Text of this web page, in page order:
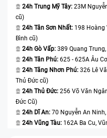
24h Trung Mỹ Tây: 23M
cũ)
24h Tân Sơn Nhất: 198 Hoàng
Bình cũ)
24h Gò Vấp: 389 Quang
24h Tân Phú: 625 - 625A Âu
24h Tăng Nhơn Phú: 326 Lê
Thủ Đức cũ)
24h Thủ Đức: 256 Võ Văn
Đức Cũ)
24h Dĩ An: 70 Nguyễn An
24h Vũng Tàu: 162A Ba Cu,